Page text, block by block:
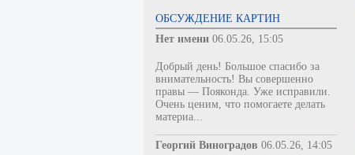
ОБСУЖДЕНИЕ КАРТИН
Нет имени 06.05.26, 15:05
Добрый день! Большое спасибо за
внимательность! Вы совершенно
правы — Пояконда. Уже исправили.
Очень ценим, что помогаете делать
материа...
Георгий Виноградов 06.05.26, 14:05